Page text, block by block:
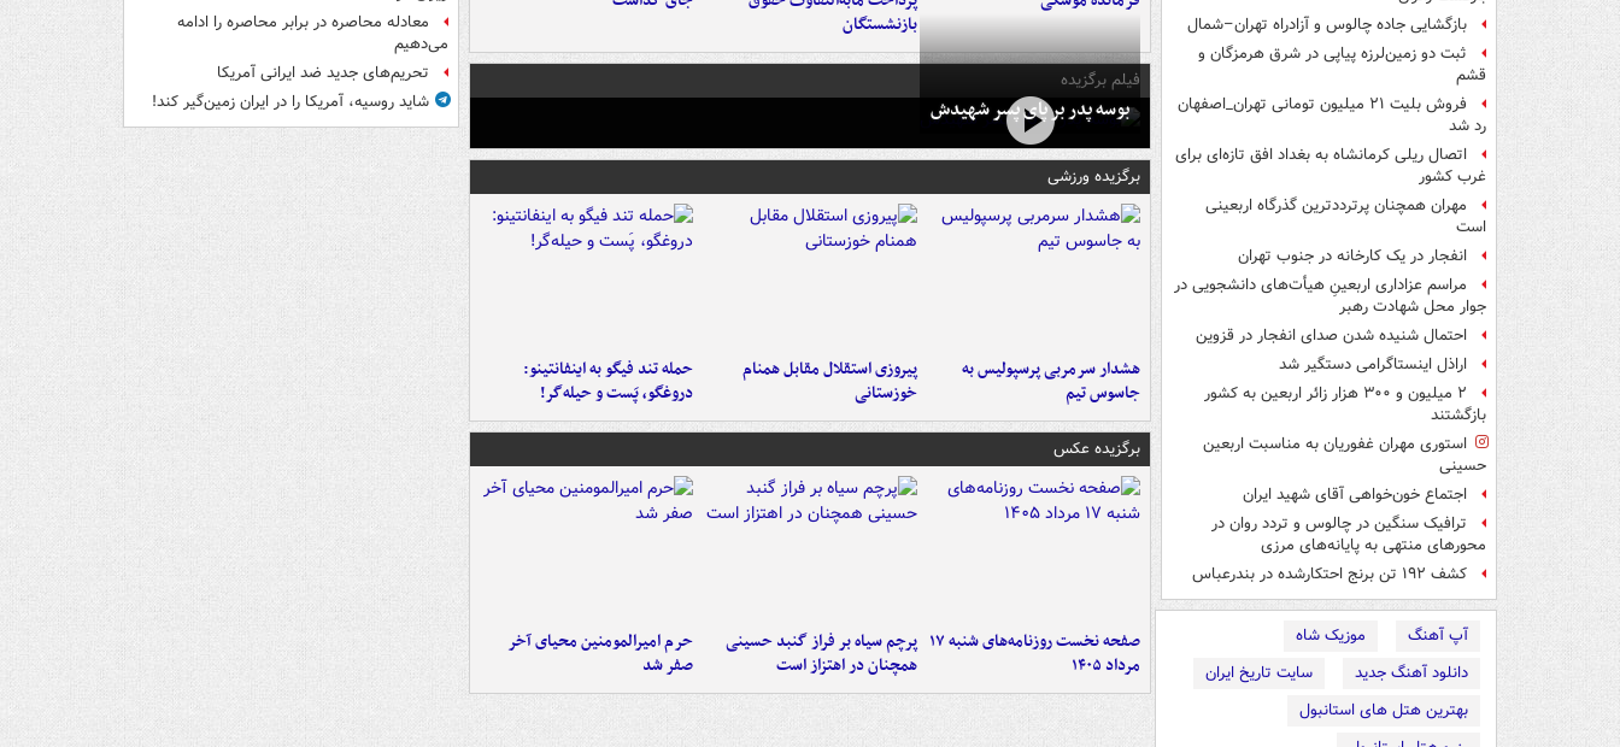
بازگشایی جاده چالوس و آزادراه تهران–شمال
ثبت دو زمین‌لرزه پیاپی در شرق هرمزگان و
قشم
فروش بلیت ۲۱ میلیون تومانی تهران_اصفهان
رد شد
اتصال ریلی کرمانشاه به بغداد افق تازه‌ای برای
غرب کشور
مهران همچنان پرترددترین گذرگاه اربعینی
است
انفجار در یک کارخانه در جنوب تهران
مراسم عزاداری اربعینِ هیأت‌های دانشجویی در
جوار محل شهادت رهبر
احتمال شنیده شدن صدای انفجار در قزوین
اراذل اینستاگرامی دستگیر شد
۲ میلیون و ۳۰۰ هزار زائر اربعین به کشور
بازگشتند
استوری مهران غفوریان به مناسبت اربعین
حسینی
اجتماع خون‌خواهی آقای شهید ایران
ترافیک سنگین در چالوس و تردد روان در
محورهای منتهی به پایانه‌های مرزی
کشف ۱۹۲ تن برنج احتکارشده در بندرعباس
آپ آهنگ
موزیک شاه
دانلود آهنگ جدید
سایت تاریخ ایران
بهترین هتل های استانبول
بازنشستگان
فیلم برگزیده
بوسه‌ پدر بر پای پسر شهیدش
برگزیده ورزشی
هشدار سرمربی پرسپولیس به
جاسوس تیم
پیروزی استقلال مقابل همنام
خوزستانی
حمله تند فیگو به اینفانتینو:
دروغگو، پَست‌ و حیله‌گر!
برگزیده عکس
صفحه نخست روزنامه‌های شنبه ۱۷
مرداد ۱۴۰۵
پرچم سیاه بر فراز گنبد حسینی
همچنان در اهتزاز است
حرم امیرالمومنین محیای آخر
صفر شد
معادله محاصره در برابر محاصره را ادامه
می‌دهیم
تحریم‌های جدید ضد ایرانی آمریکا
شاید روسیه، آمریکا را در ایران زمین‌گیر کند!